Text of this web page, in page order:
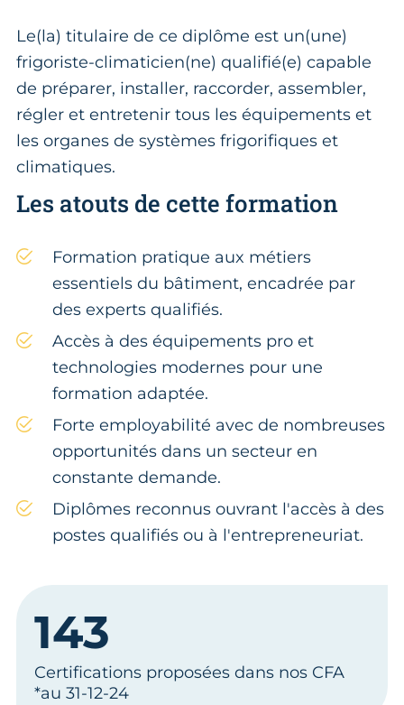
Le(la) titulaire de ce diplôme est un(une)
frigoriste-climaticien(ne) qualifié(e) capable
de préparer, installer, raccorder, assembler,
régler et entretenir tous les équipements et
les organes de systèmes frigorifiques et
climatiques.
Les atouts de cette formation
Formation pratique aux métiers
essentiels du bâtiment, encadrée par
des experts qualifiés.
Accès à des équipements pro et
technologies modernes pour une
formation adaptée.
Forte employabilité avec de nombreuses
opportunités dans un secteur en
constante demande.
Diplômes reconnus ouvrant l'accès à des
postes qualifiés ou à l'entrepreneuriat.
143
Certifications proposées dans nos CFA
*au 31-12-24